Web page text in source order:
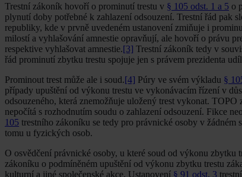
Trestní zákoník hovoří o prominutí trestu v § 105 odst. 1 a 5 o
plynutí doby potřebné k zahlazení odsouzení. Trestní řád pak
republiky, kde v prvně uvedeném ustanovení zmiňuje i
milostí a vyhlašování amnestie opravňují, ale hovoří o právu
respektive vyhlašovat amnestie.[3] Trestní zákoník tedy v
řád prominutí zbytku trestu spojuje jen s právem prezidenta
Prominout trest může ale i soud.[4] Púry ve svém výkladu §
případy upuštění od výkonu trestu ve vykonávacím řízení v
odsouzeného, která znemožňuje uložený trest vykonat.
nepočítá s rozhodnutím soudu o zahlazení odsouzení. Fikce
105 trestního zákoníku se tedy pro právnické osoby v žádném
tomu u fyzických osob.
O osvědčení právnické osoby, u které soud od výkonu zbytku
zákoníku o podmíněném upuštění od výkonu zbytku trestu
kulturní a jiné společenské akce. Ustanovení § 91 odst. 3